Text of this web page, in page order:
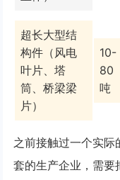
超长大型结
构件（风电
叶片、塔
筒、桥梁梁
片）
10-
80
吨
之前接触过一个实
套的生产企业，需